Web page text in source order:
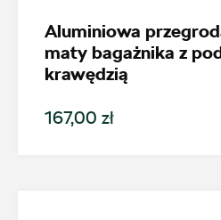
Aluminiowa
maty bagażnika z
krawędzią
167,00 zł